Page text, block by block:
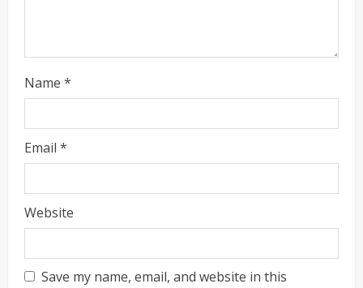
Name *
Email *
Website
Save my name, email, and website in this